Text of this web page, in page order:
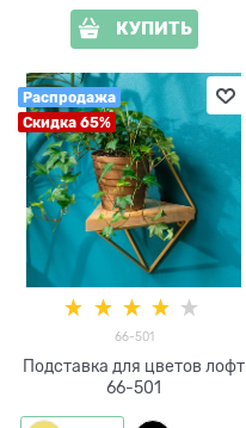
КУПИТЬ
Распродажа
Скидка 65%
66-501
Подставка для цветов лофт
66-501